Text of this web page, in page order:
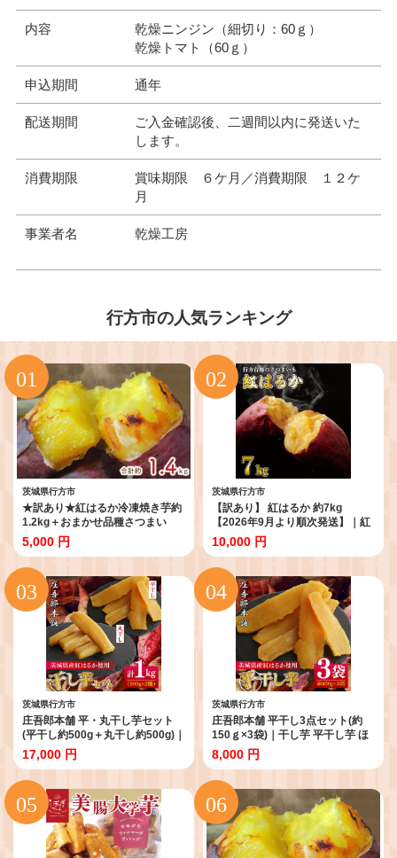
内容
乾燥ニンジン（細切り：60ｇ）
乾燥トマト（60ｇ）
申込期間 通年
配送期間
ご入金確認後、二週間以内に発送いた
します。
消費期限
賞味期限 ６ケ月／消費期限 １２ケ
月
事業者名 乾燥工房
行方市の人気ランキング
茨城県行方市
★訳あり★紅はるか冷凍焼き芋約
1.2kg＋おまかせ品種さつまい
も 合計約1.4kg｜さつまいも サ
ツマイモ さつま芋 焼き芋 やきい
も 冷凍 冷凍焼き芋 訳あり 訳アリ
紅はるか 茨城県 行方市(EY-26)
5,000 円
茨城県行方市
【訳あり】 紅はるか 約7kg
【2026年9月より順次発送】｜紅
はるか 無選別 先行予約 行方台地
さつまいも 茨城県(CU-55-7)
10,000 円
茨城県行方市
庄吾郎本舗 平・丸干し芋セット
(平干し約500g＋丸干し約500g)｜
干し芋 平干し芋 丸干し芋 ほしい
も ほし芋 セット 紅はるか 熟成紅
はるか さつまいも サツマイモ 食
べ比べ 無添加 健康 茨城県 行方市
人気 送料無料(EV-3)
17,000 円
茨城県行方市
庄吾郎本舗 平干し3点セット(約
150ｇ×3袋)｜干し芋 平干し芋 ほ
しいも ほし芋 セット 紅はるか 熟
成紅はるか さつまいも サツマイ
モ 無添加 健康 茨城県 行方市 人気
送料無料(EV-2)
8,000 円